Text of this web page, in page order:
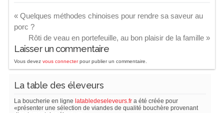
«Quelques méthodes chinoises pour rendre sa saveur au
porc ?
Rôti de veau en portefeuille, au bon plaisir de la famille»
Laisser un commentaire
Vous devez vous connecterpour publier un commentaire.
La table des éleveurs
La boucherie en ligne latabledeseleveurs.fra été créée pour
«présenter une sélection de viandes de qualité bouchère provenant